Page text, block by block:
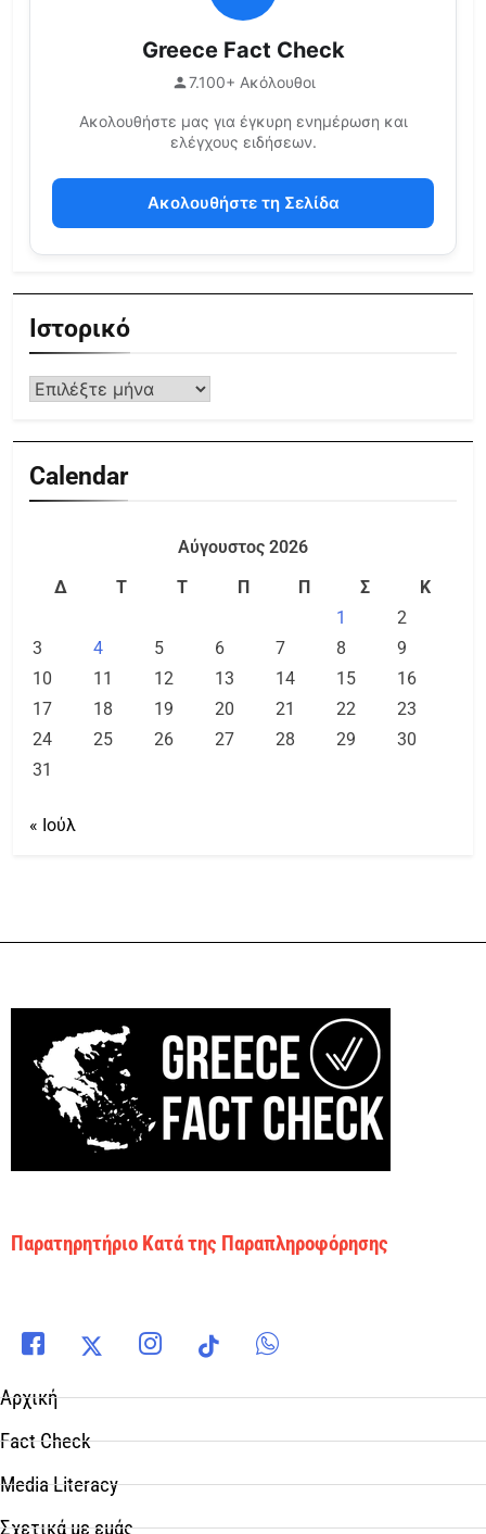
Greece Fact Check
7.100+ Ακόλουθοι
Ακολουθήστε μας για έγκυρη ενημέρωση και
ελέγχους ειδήσεων.
Ακολουθήστε τη Σελίδα
Ιστορικό
Calendar
Αύγουστος 2026
Δ
Τ Τ Π Π Σ
Κ
1
2
3
4 5 6 7 8
9
10
11 12 13 14 15
16
17
18 19 20 21 22
23
24
25 26 27 28 29
30
31
« Ιούλ
Παρατηρητήριο Κατά της Παραπληροφόρησης
Αρχική
Fact Check
Media Literacy
Σχετικά με εμάς